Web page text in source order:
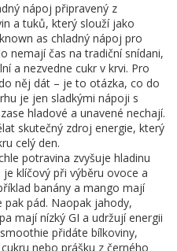
nápoj připravený z
a tuků, který slouží jako
as chladný nápoj pro
nemají čas na tradiční snídani,
a nezvedne cukr v krvi. Pro
něj dát – je to otázka, co do
je jen sladkými nápoji s
hladové a unavené nechají.
skutečný zdroj energie, který
celý den.
potravina zvyšuje hladinu
je klíčový při výběru ovoce a
banány a mango mají
pak pád. Naopak jahody,
mají nízký GI a udržují energii
přidáte bílkoviny,
nebo prášku z černého